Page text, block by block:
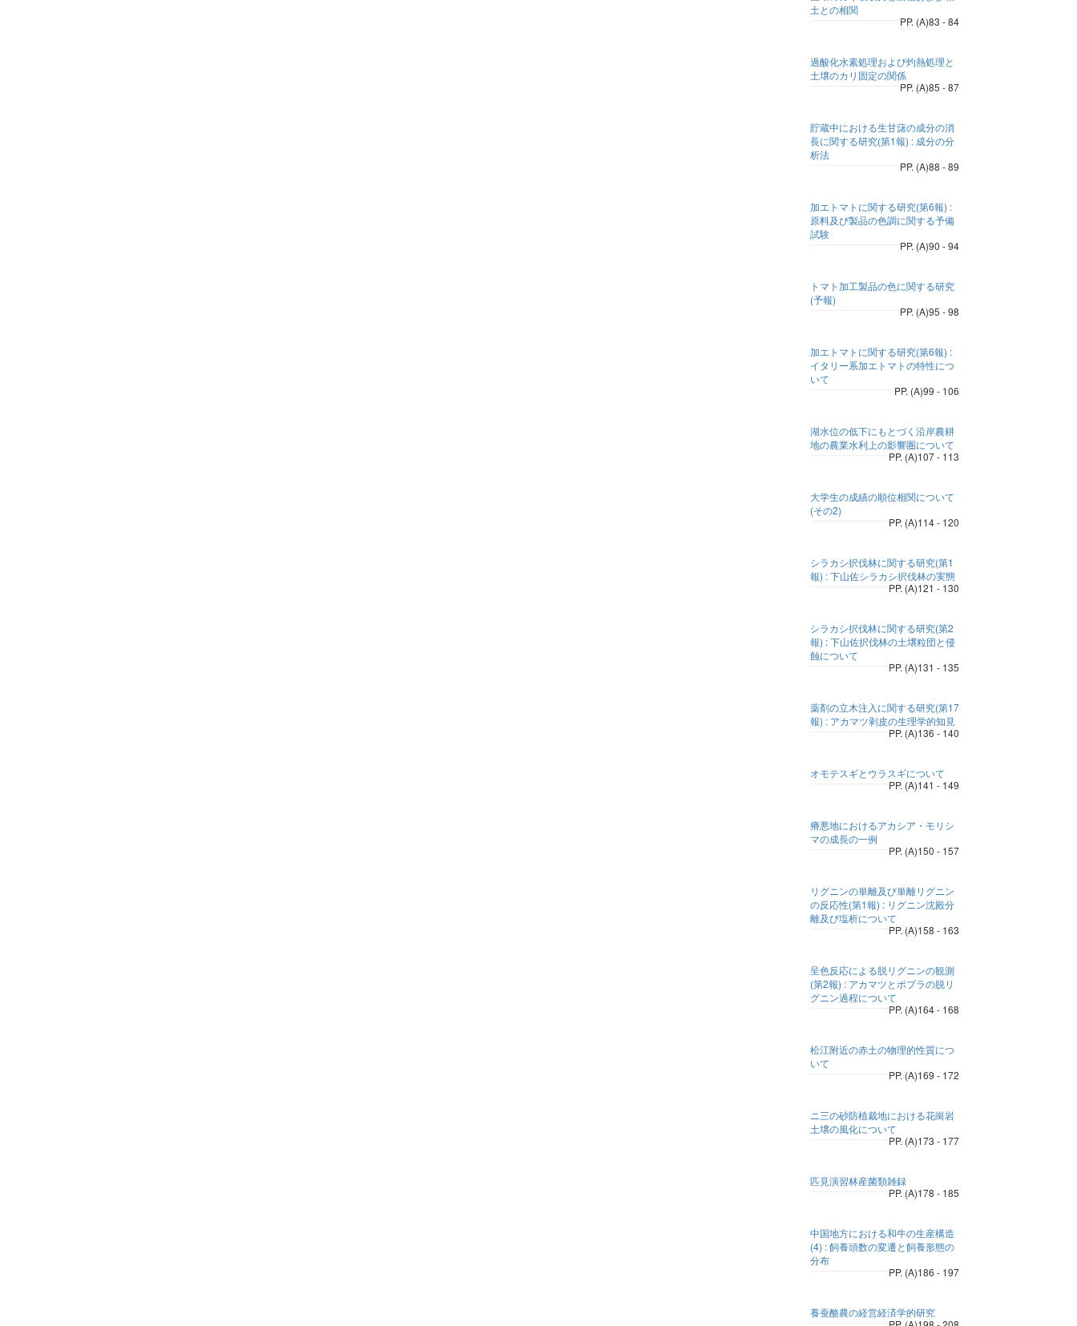
土との相関
PP. (A)83 - 84
過酸化水素処理および灼熱処理と
土壌のカリ固定の関係
PP. (A)85 - 87
貯蔵中における生甘藷の成分の消
長に関する研究(第1報) : 成分の分
析法
PP. (A)88 - 89
加エトマトに関する研究(第6報) :
原料及び製品の色調に関する予備
試験
PP. (A)90 - 94
トマト加工製品の色に関する研究
(予報)
PP. (A)95 - 98
加エトマトに関する研究(第6報) :
イタリー系加エトマトの特性につ
いて
PP. (A)99 - 106
湖水位の低下にもとづく沿岸農耕
地の農業水利上の影響圏について
PP. (A)107 - 113
大学生の成績の順位相関について
(その2)
PP. (A)114 - 120
シラカシ択伐林に関する研究(第1
報) : 下山佐シラカシ択伐林の実態
PP. (A)121 - 130
シラカシ択伐林に関する研究(第2
報) : 下山佐択伐林の土壌粒団と侵
蝕について
PP. (A)131 - 135
薬剤の立木注入に関する研究(第17
報) : アカマツ剥皮の生理学的知見
PP. (A)136 - 140
オモテスギとウラスギについて
PP. (A)141 - 149
瘠悪地におけるアカシア・モリシ
マの成長の一例
PP. (A)150 - 157
リグニンの単離及び単離リグニン
の反応性(第1報) : リグニン沈殿分
離及び塩析について
PP. (A)158 - 163
呈色反応による脱リグニンの観測
(第2報) : アカマツとポプラの脱リ
グニン過程について
PP. (A)164 - 168
松江附近の赤土の物理的性質につ
いて
PP. (A)169 - 172
ニ三の砂防植裁地における花崗岩
土壌の風化について
PP. (A)173 - 177
匹見演習林産菌類雑録
PP. (A)178 - 185
中国地方における和牛の生産構造
(4) : 飼養頭数の変遷と飼養形態の
分布
PP. (A)186 - 197
養蚕酪農の経営経済学的研究